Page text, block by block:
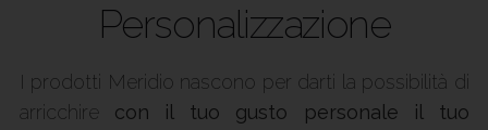
Personalizzazione
I prodotti Meridio nascono per darti la possibilità di
arricchire con il tuo gusto personale il tuo